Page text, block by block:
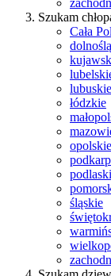
Szukam
Cała
lubuskie
łódzkie
opolskie
śląskie